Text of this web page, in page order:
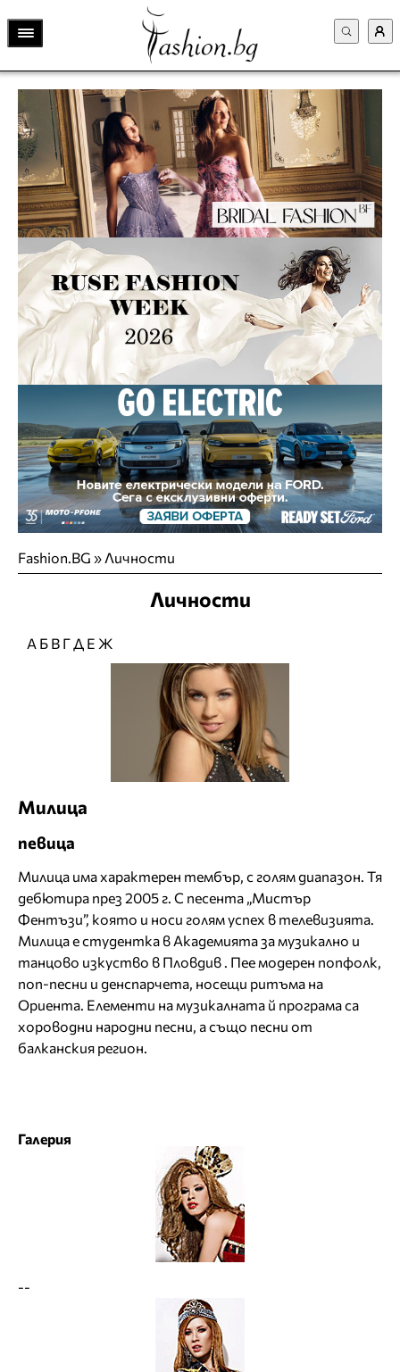
Fashion.BG » Личности
Личности
А Б В ГД Е Ж
Милица
певица
Милица има характерен тембър, с голям диапазон. Тя
дебютира през 2005 г. С песента „Мистър
Фентъзи”, която и носи голям успех в телевизията.
Милица е студентка в Академията за музикално и
танцово изкуство в Пловдив . Пее модерен попфолк,
поп-песни и денспарчета, носещи ритъма на
Ориента. Елементи на музикалната й програма са
хороводни народни песни, а също песни от
балканския регион.
Галерия
--